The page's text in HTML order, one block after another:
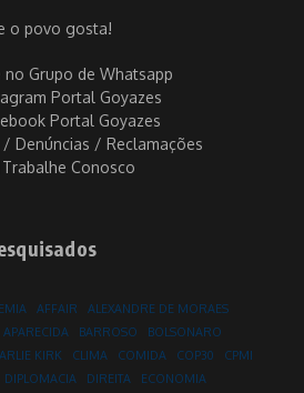
o povo gosta!
no Grupo de Whatsapp
Portal Goyazes
Portal Goyazes
/ Denúncias / Reclamações
Trabalhe Conosco
AFFAIR
ALEXANDRE DE MORAES
APARECIDA BARROSO
BOLSONARO
KIRK CLIMA COMIDA COP30
CPMI
DIPLOMACIA DIREITA
ECONOMIA